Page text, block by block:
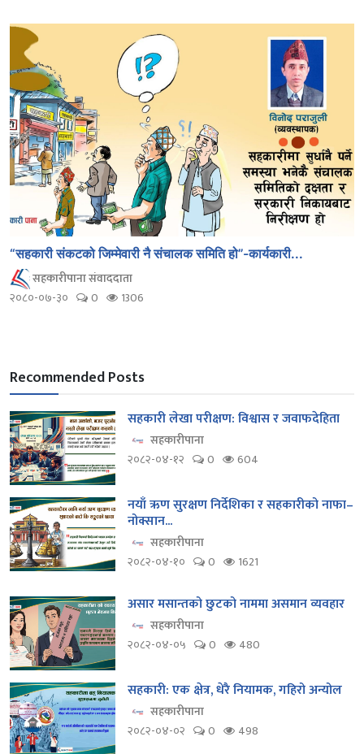
“सहकारी संकटको जिम्मेवारी नै संचालक समिति हो”-कार्यकारी...
सहकारीपाना संवाददाता
२०८०-०७-३०
0 1306
Recommended Posts
सहकारी लेखा परीक्षण: विश्वास र जवाफदेहिता
सहकारीपाना
२०८२-०४-१२
0 604
नयाँ ऋण सुरक्षण निर्देशिका र सहकारीको नाफा–
नोक्सान...
सहकारीपाना
२०८२-०४-१०
0 1621
असार मसान्तको छुटको नाममा असमान व्यवहार
सहकारीपाना
२०८२-०४-०५
0 480
सहकारी: एक क्षेत्र, धेरै नियामक, गहिरो अन्योल
सहकारीपाना
२०८२-०४-०२
0 498